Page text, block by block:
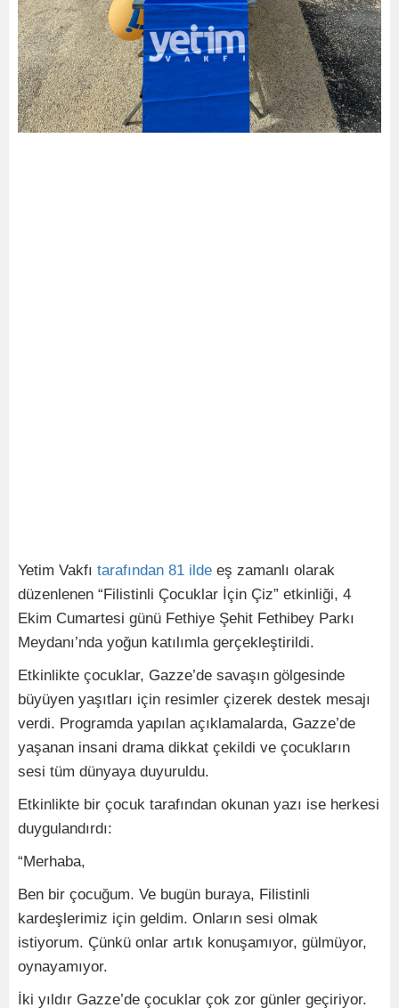
Yetim Vakfı tarafından 81 ilde eş zamanlı olarak
düzenlenen “Filistinli Çocuklar İçin Çiz” etkinliği, 4
Ekim Cumartesi günü Fethiye Şehit Fethibey Parkı
Meydanı’nda yoğun katılımla gerçekleştirildi.
Etkinlikte çocuklar, Gazze’de savaşın gölgesinde
büyüyen yaşıtları için resimler çizerek destek mesajı
verdi. Programda yapılan açıklamalarda, Gazze’de
yaşanan insani drama dikkat çekildi ve çocukların
sesi tüm dünyaya duyuruldu.
Etkinlikte bir çocuk tarafından okunan yazı ise herkesi
duygulandırdı:
“Merhaba,
Ben bir çocuğum. Ve bugün buraya, Filistinli
kardeşlerimiz için geldim. Onların sesi olmak
istiyorum. Çünkü onlar artık konuşamıyor, gülmüyor,
oynayamıyor.
İki yıldır Gazze’de çocuklar çok zor günler geçiriyor.